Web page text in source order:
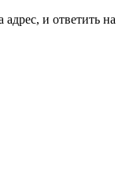
и ответить на